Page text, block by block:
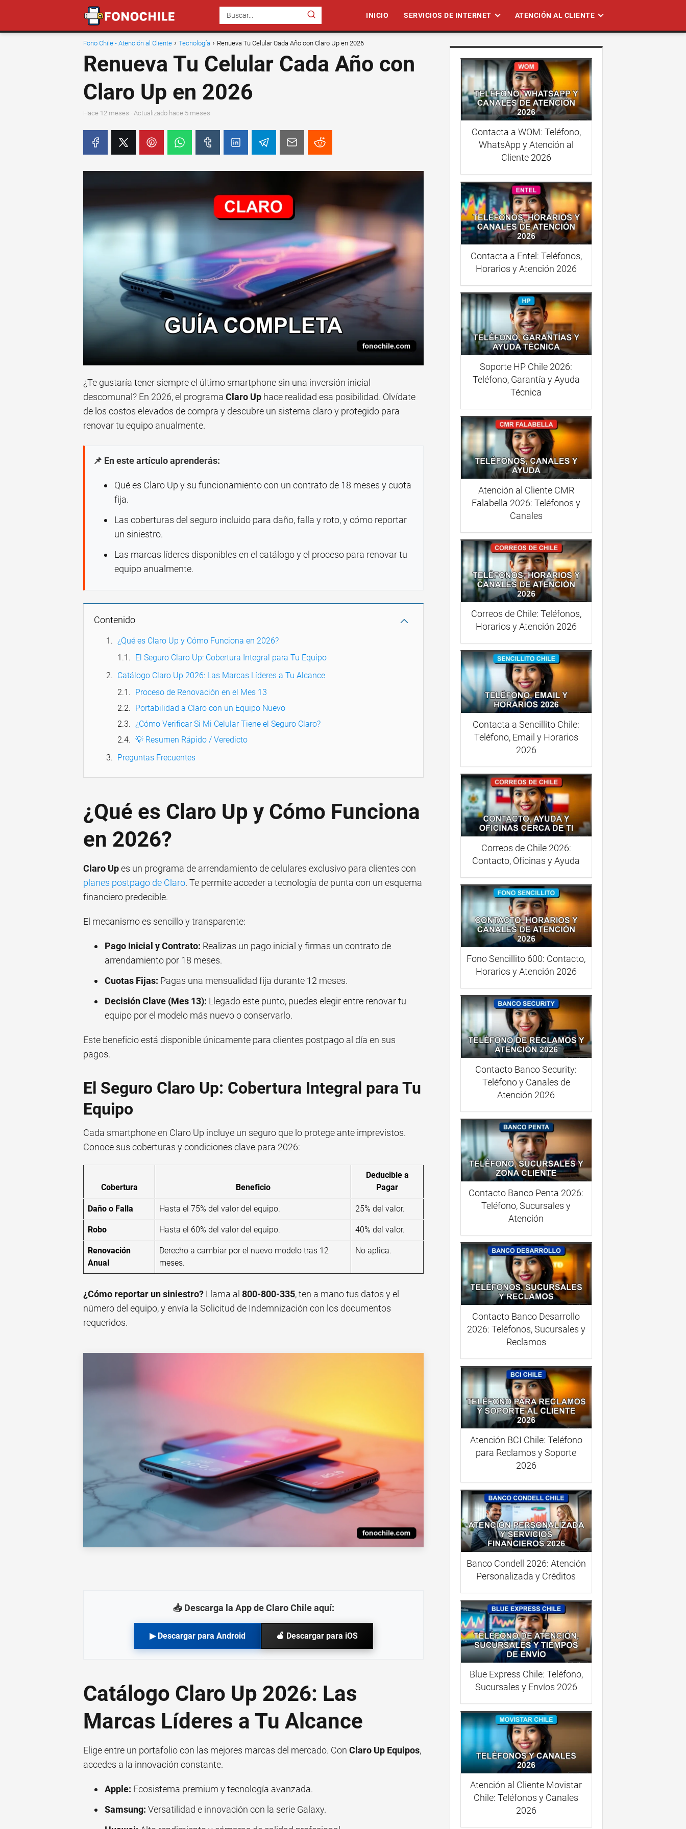
INICIO SERVICIOS DE INTERNET ATENCIÓN AL CLIENTE
Fono Chile - Atención al Cliente Tecnología Renueva Tu Celular Cada Año con Claro Up en 2026
Renueva Tu Celular Cada Año con
Claro Up en 2026
hace 12 meses · Actualizado hace 5 meses
¿Te gustaría tener siempre el último smartphone sin una inversión inicial
descomunal? En 2026, el programa Claro Up hace realidad esa posibilidad. Olvídate
de los costos elevados de compra y descubre un sistema claro y protegido para
renovar tu equipo anualmente.
📌 En este artículo aprenderás:
Qué es Claro Up y su funcionamiento con un contrato de 18 meses y cuota
fija.
Las coberturas del seguro incluido para daño, falla y roto, y cómo reportar
un siniestro.
Las marcas líderes disponibles en el catálogo y el proceso para renovar tu
equipo anualmente.
Contenido
¿Qué es Claro Up y Cómo Funciona en 2026?
El Seguro Claro Up: Cobertura Integral para Tu Equipo
Catálogo Claro Up 2026: Las Marcas Líderes a Tu Alcance
Proceso de Renovación en el Mes 13
Portabilidad a Claro con un Equipo Nuevo
¿Cómo Verificar Si Mi Celular Tiene el Seguro Claro?
💡 Resumen Rápido / Veredicto
Preguntas Frecuentes
¿Qué es Claro Up y Cómo Funciona
en 2026?
Claro Upes un programa de arrendamiento de celulares exclusivo para clientes con
planes postpago de Claro. Te permite acceder a tecnología de punta con un esquema
financiero predecible.
El mecanismo es sencillo y transparente:
Pago Inicial y Contrato: Realizas un pago inicial y firmas un contrato de
arrendamiento por 18 meses.
Cuotas Fijas: Pagas una mensualidad fija durante 12 meses.
Decisión Clave (Mes 13): Llegado este punto, puedes elegir entre renovar tu
equipo por el modelo más nuevo o conservarlo.
Este beneficio está disponible únicamente para clientes postpago al día en sus
pagos.
El Seguro Claro Up: Cobertura Integral para Tu
Equipo
Cada smartphone en Claro Up incluye un seguro que lo protege ante imprevistos.
Conoce sus coberturas y condiciones clave para 2026:
Cobertura Beneficio
Deducible a
Pagar
Daño o Falla Hasta el 75% del valor del equipo. 25% del valor.
Robo Hasta el 60% del valor del equipo. 40% del valor.
Renovación
Anual
Derecho a cambiar por el nuevo modelo tras 12
meses.
No aplica.
¿Cómo reportar un siniestro? Llama al 800-800-335, ten a mano tus datos y el
número del equipo, y envía la Solicitud de Indemnización con los documentos
requeridos.
📥 Descarga la App de Claro Chile aquí:
▶ Descargar para Android 🍎 Descargar para iOS
Catálogo Claro Up 2026: Las
Marcas Líderes a Tu Alcance
Elige entre un portafolio con las mejores marcas del mercado. Con Claro Up Equipos,
accedes a la innovación constante.
Apple: Ecosistema premium y tecnología avanzada.
Samsung: Versatilidad e innovación con la serie Galaxy.
Contacta a WOM: Teléfono,
WhatsApp y Atención al
Cliente 2026
Contacta a Entel: Teléfonos,
Horarios y Atención 2026
Soporte HP Chile 2026:
Teléfono, Garantía y Ayuda
Técnica
Atención al Cliente CMR
Falabella 2026: Teléfonos y
Canales
Correos de Chile: Teléfonos,
Horarios y Atención 2026
Contacta a Sencillito Chile:
Teléfono, Email y Horarios
2026
Correos de Chile 2026:
Contacto, Oficinas y Ayuda
Fono Sencillito 600: Contacto,
Horarios y Atención 2026
Contacto Banco Security:
Teléfono y Canales de
Atención 2026
Contacto Banco Penta 2026:
Teléfono, Sucursales y
Atención
Contacto Banco Desarrollo
2026: Teléfonos, Sucursales y
Reclamos
Atención BCI Chile: Teléfono
para Reclamos y Soporte
2026
Banco Condell 2026: Atención
Personalizada y Créditos
Blue Express Chile: Teléfono,
Sucursales y Envíos 2026
Atención al Cliente Movistar
Chile: Teléfonos y Canales
2026